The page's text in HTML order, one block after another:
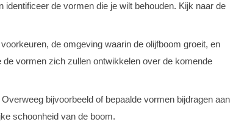
de vormen die je wilt behouden. Kijk naar de
de omgeving waarin de olijfboom groeit, en
vormen zich zullen ontwikkelen over de komende
bijvoorbeeld of bepaalde vormen bijdragen aan
schoonheid van de boom.